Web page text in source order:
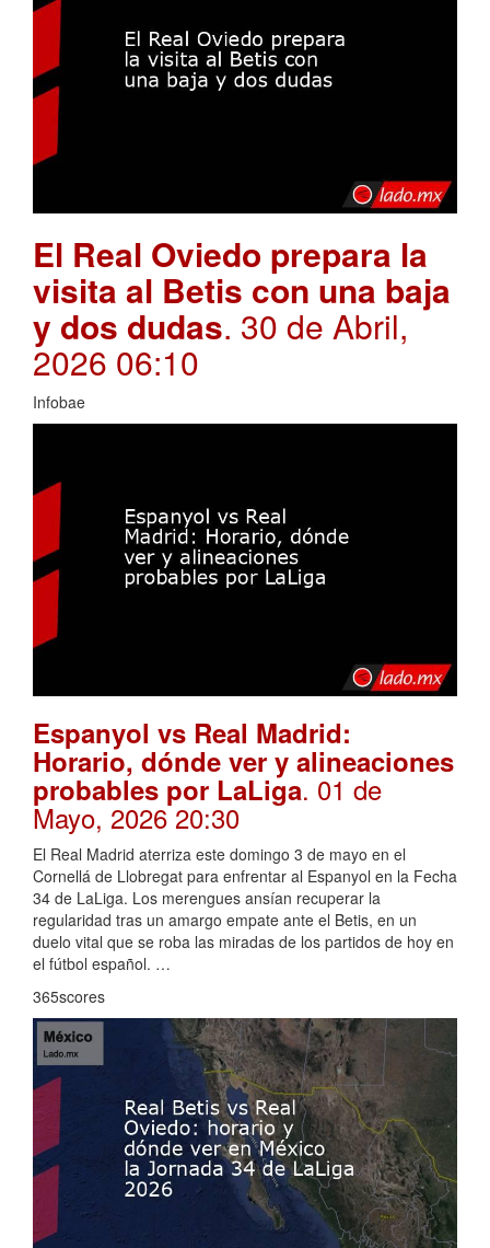
El Real Oviedo prepara la
visita al Betis con una baja
y dos dudas. 30 de Abril,
2026 06:10
Infobae
Espanyol vs Real Madrid:
Horario, dónde ver y alineaciones
probables por LaLiga. 01 de
Mayo, 2026 20:30
El Real Madrid aterriza este domingo 3 de mayo en el
Cornellá de Llobregat para enfrentar al Espanyol en la Fecha
34 de LaLiga. Los merengues ansían recuperar la
regularidad tras un amargo empate ante el Betis, en un
duelo vital que se roba las miradas de los partidos de hoy en
el fútbol español. …
365scores